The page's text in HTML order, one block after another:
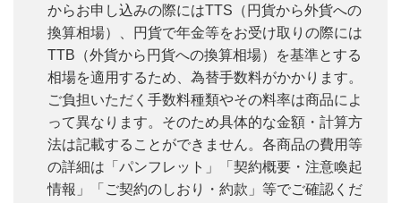
からお申し込みの際にはTTS（円貨から外貨への
換算相場）、円貨で年金等をお受け取りの際には
TTB（外貨から円貨への換算相場）を基準とする
相場を適用するため、為替手数料がかかります。
ご負担いただく手数料種類やその料率は商品によ
って異なります。そのため具体的な金額・計算方
法は記載することができません。各商品の費用等
の詳細は「パンフレット」「契約概要・注意喚起
情報」「ご契約のしおり・約款」等でご確認くだ